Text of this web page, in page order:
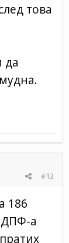
това
да
#13
186
ДПФ-а